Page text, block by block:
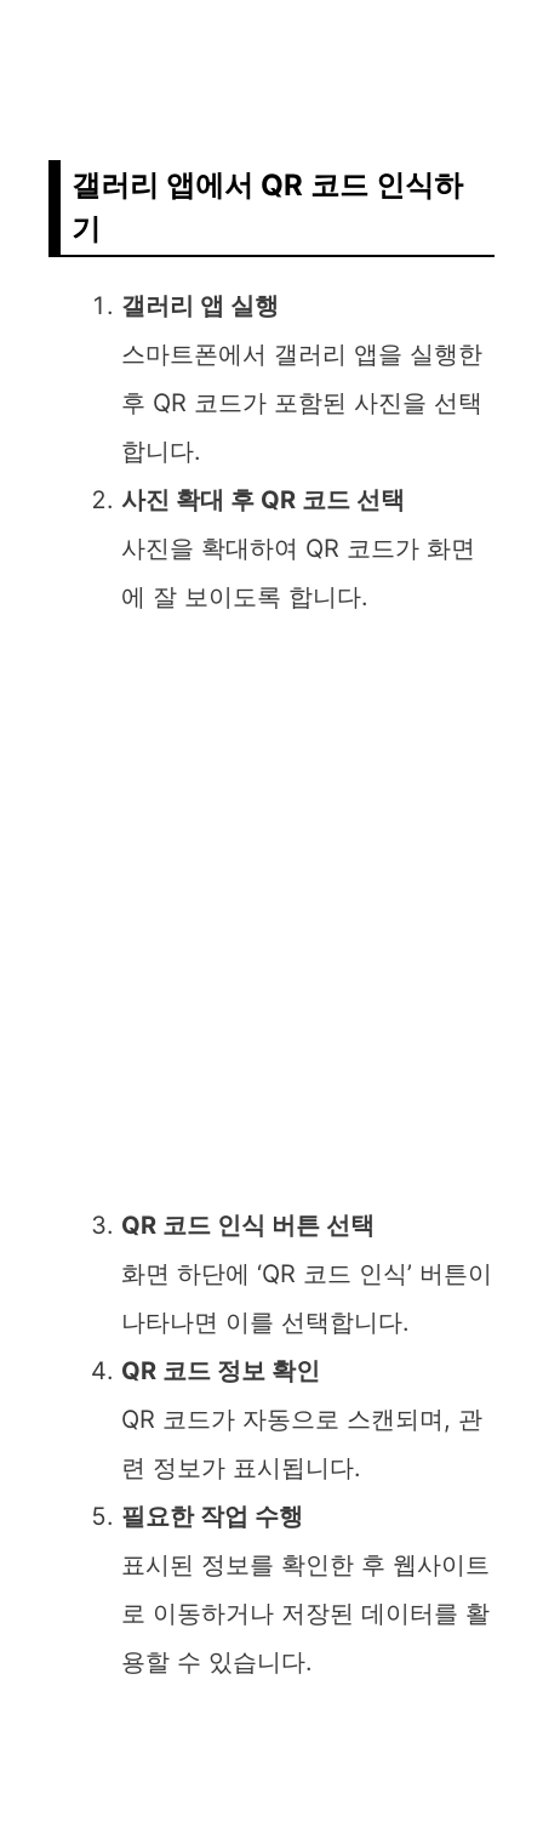
갤러리 앱에서 QR 코드 인식하
기
갤러리 앱 실행
스마트폰에서 갤러리 앱을 실행한
후 QR 코드가 포함된 사진을 선택
합니다.
사진 확대 후 QR 코드 선택
사진을 확대하여 QR 코드가 화면
에 잘 보이도록 합니다.
QR 코드 인식 버튼 선택
화면 하단에 ‘QR 코드 인식’ 버튼이
나타나면 이를 선택합니다.
QR 코드 정보 확인
QR 코드가 자동으로 스캔되며, 관
련 정보가 표시됩니다.
필요한 작업 수행
표시된 정보를 확인한 후 웹사이트
로 이동하거나 저장된 데이터를 활
용할 수 있습니다.